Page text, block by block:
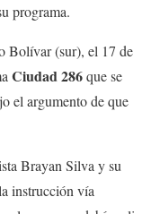
programa.
Bolívar (sur), el 17 de
Ciudad 286que se
el argumento de que
Brayan Silva y su
instrucción vía